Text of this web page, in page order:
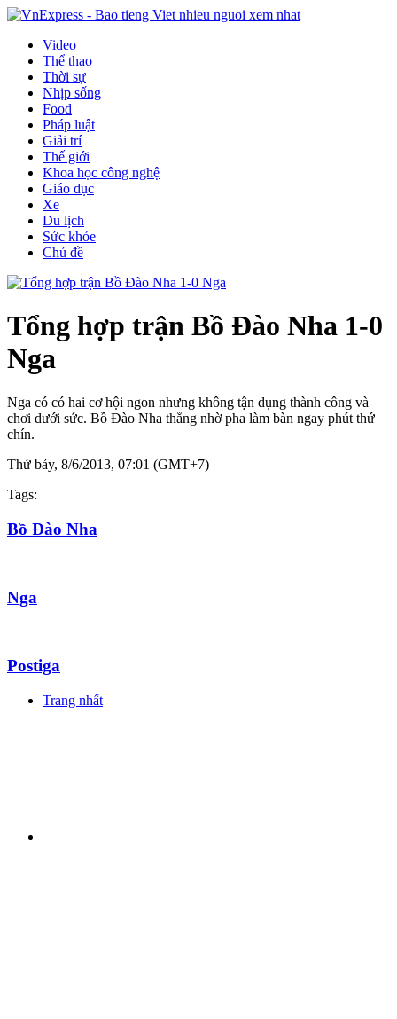
Video
Thể thao
Thời sự
Nhịp sống
Food
Pháp luật
Giải trí
Thế giới
Khoa học công nghệ
Giáo dục
Xe
Du lịch
Sức khỏe
Chủ đề
Tổng hợp trận Bồ Đào Nha 1-0
Nga
Nga có có hai cơ hội ngon nhưng không tận dụng thành công và
chơi dưới sức. Bồ Đào Nha thắng nhờ pha làm bàn ngay phút thứ
chín.
Thứ bảy, 8/6/2013, 07:01 (GMT+7)
Tags:
Bồ Đào Nha
Nga
Postiga
Trang nhất